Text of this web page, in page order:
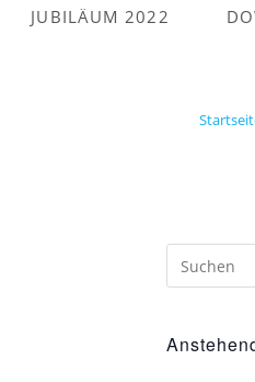
JUBILÄUM 2022